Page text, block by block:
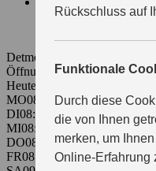
Rückschluss auf
Funktionale
Durch diese
die von Ihnen
merken, um
Online-Erfahrung
WIR ÜBER
Detmolder Straße 379
Öffnungszeiten Verkauf:
Heute 08:00 - 18:00
MO08:00 - 18:00
DI08:00 - 18:00
MI08:00 - 18:00
DO08:00 - 18:00
FR08:00 - 18:00